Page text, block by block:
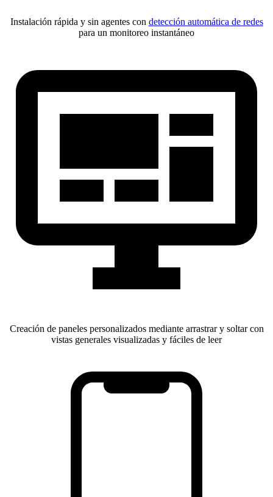
Instalación rápida y sin agentes con detección automática de redes
para un monitoreo instantáneo
Creación de paneles personalizados mediante arrastrar y soltar con
vistas generales visualizadas y fáciles de leer